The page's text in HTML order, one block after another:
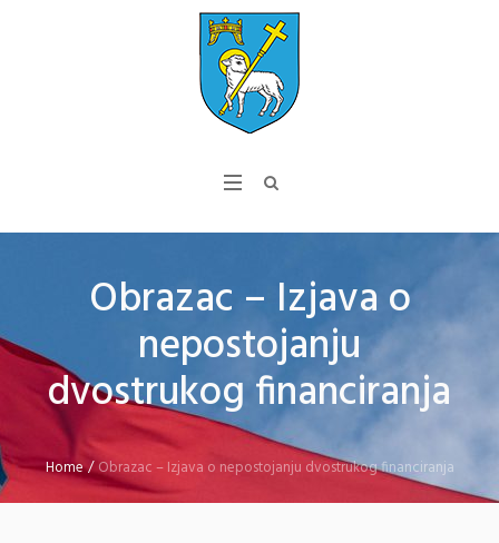
Obrazac – Izjava o
nepostojanju
dvostrukog financiranja
Home/Obrazac – Izjava o nepostojanju dvostrukog financiranja